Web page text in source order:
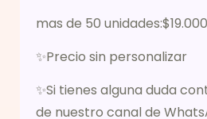
mas de 50 unidades:$19.000
✨Precio sin personalizar
✨Si tienes alguna duda
de nuestro canal de